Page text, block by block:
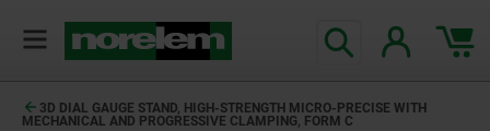
3D DIAL GAUGE STAND, HIGH-STRENGTH MICRO-PRECISE WITH
MECHANICAL AND PROGRESSIVE CLAMPING, FORM C